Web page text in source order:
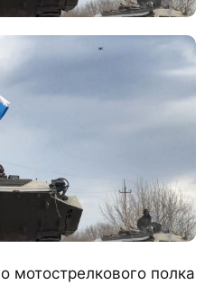
полка